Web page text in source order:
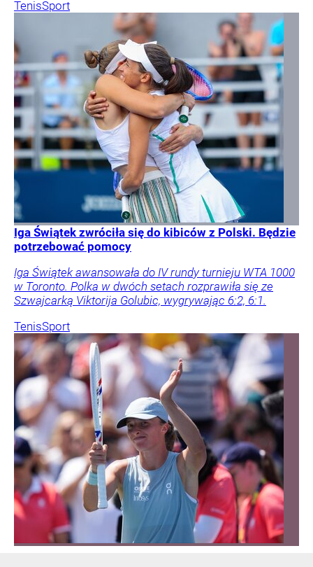
TenisSport
Iga Świątek zwróciła się do kibiców z Polski. Będzie
potrzebować pomocy
Iga Świątek awansowała do IV rundy turnieju WTA 1000
w Toronto. Polka w dwóch setach rozprawiła się ze
Szwajcarką Viktorija Golubic, wygrywając 6:2, 6:1.
TenisSport